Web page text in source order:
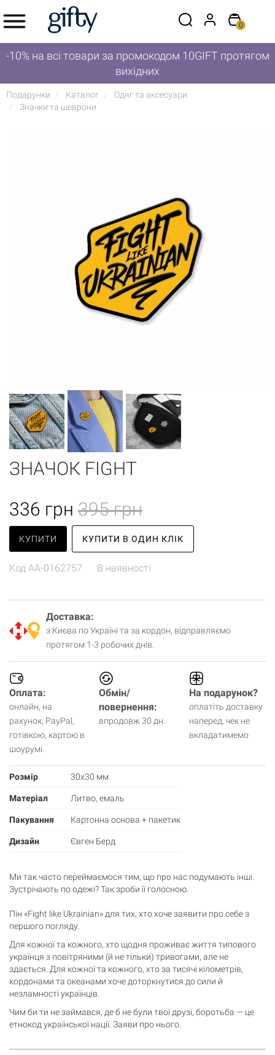
0
-10% на всі товари за промокодом 10GIFT протягом
вихідних
Подарунки Каталог
Одяг та аксесуари
Значки та шеврони
ЗНАЧОК FIGHT
336 грн 395 грн
КУПИТИ КУПИТИ В ОДИН КЛІК
Код AA-0162757 В наявності
Доставка:
з Києва по Україні та за кордон, відправляємо
протягом 1-3 робочих днів.
Оплата:
онлайн, на
рахунок, PayPal,
готівкою, картою в
шоурумі.
Обмін/
повернення:
впродовж 30 дн.
На подарунок?
оплатіть доставку
наперед, чек не
вкладатимемо
Розмір 30х30 мм
Матеріал Литво, емаль
Пакування Картонна основа + пакетик
Дизайн Євген Берд
Ми так часто переймаємося тим, що про нас подумають інші.
Зустрічають по одежі? Так зроби її голосною.
Пін «Fight like Ukrainian» для тих, хто хоче заявити про себе з
першого погляду.
Для кожної та кожного, хто щодня проживає життя типового
українця з повітряними (й не тільки) тривогами, але не
здається. Для кожної та кожного, хто за тисячі кілометрів,
кордонами та океанами хоче доторкнутися до сили й
незламності українців.
Чим би ти не займався, де б не були твої друзі, боротьба — це
етнокод української нації. Заяви про нього.
Кошик
Кошик порожній